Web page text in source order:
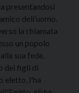
presentandosi
dell’uomo.
la chiamata
un popolo
sua fede.
dei figli di
eletto, l'ha